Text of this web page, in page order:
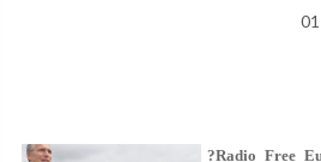
?Radio Free